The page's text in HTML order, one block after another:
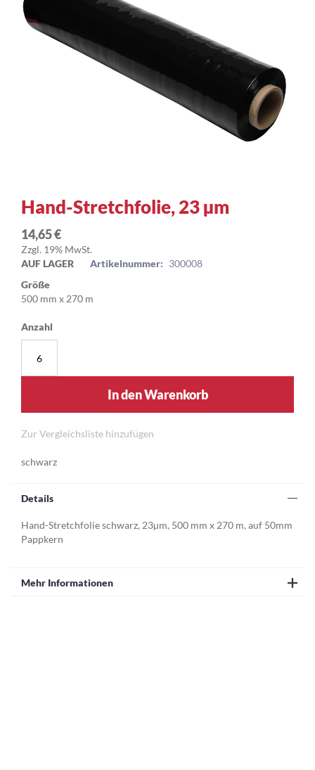
Hand-Stretchfolie, 23 µm
14,65 €
Zzgl. 19% MwSt.
AUF LAGER
Artikelnummer: 300008
Größe
500 mm x 270 m
Anzahl
In den Warenkorb
Zur Vergleichsliste hinzufügen
schwarz
Zum
Anfang
der
Bildergalerie
springen
Details
Hand-Stretchfolie schwarz, 23µm, 500 mm x 270 m, auf 50mm
Pappkern
Mehr Informationen